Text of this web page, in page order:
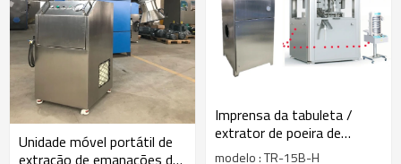
Unidade móvel portátil de
Imprensa da tabuleta /
extrator de poeira de
enchimento da cápsula do
modelo : TR-15B-H